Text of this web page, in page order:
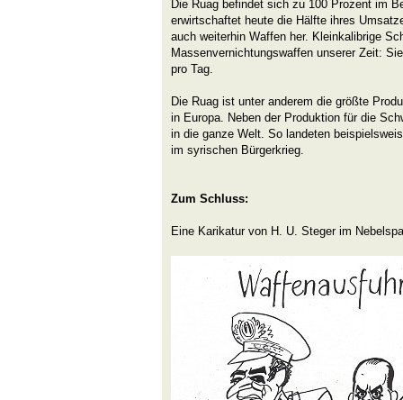
Die Ruag befindet sich zu 100 Prozent im
erwirtschaftet heute die Hälfte ihres
auch weiterhin Waffen her. Kleinkalibrige
Massenvernichtungswaffen unserer Zeit:
pro Tag.
Die Ruag ist unter anderem die größte
in Europa. Neben der Produktion für die
in die ganze Welt. So landeten
im syrischen Bürgerkrieg.
Zum Schluss:
Eine Karikatur von H. U. Steger im